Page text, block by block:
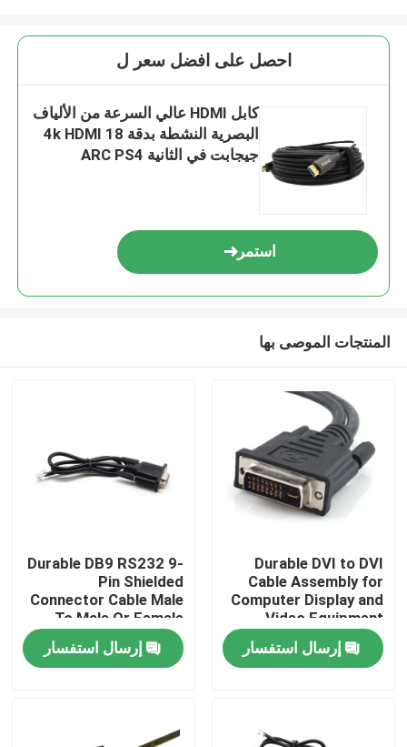
منزل
احصل على افضل سعر ل
كابل HDMI عالي السرعة من الألياف
البصرية النشطة بدقة 4k HDMI 18
جيجابت في الثانية ARC PS4
استمر
المنتجات الموصى بها
Durable DVI to DVI
Cable Assembly for
Computer Display and
Video Equipment
Custom Cable Wire
Harness
Manufacturers
إرسال استفسار
Durable DB9 RS232 9-
Pin Shielded
Connector Cable Male
To Male Or Female
Type | Custom Cable
إرسال استفسار